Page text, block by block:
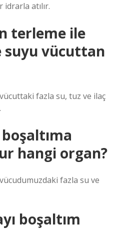
idrarla atılır.
terleme ile
suyu vücuttan
fazla su, tuz ve ilaç
hangi organ?
fazla su ve
boşaltım